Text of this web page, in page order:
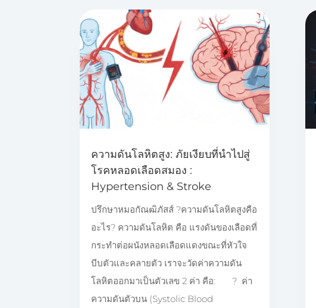
ความดันโลหิตสูง: ภัยเงียบที่นำไปสู่
โรคหลอดเลือดสมอง :
Hypertension & Stroke
ปรึกษาหมอกัณฒิภัสส์ ?ความดันโลหิตสูงคือ
อะไร? ความดันโลหิต คือ แรงดันของเลือดที่
กระทำต่อผนังหลอดเลือดแดงขณะที่หัวใจ
บีบตัวและคลายตัว เราจะวัดค่าความดัน
โลหิตออกมาเป็นตัวเลข 2 ค่า คือ: ? ค่า
ความดันตัวบน (Systolic Blood